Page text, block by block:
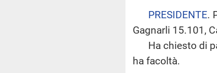
PRESIDENTE.
Gagnarli 15.101,
Ha chiesto di
ha facoltà.